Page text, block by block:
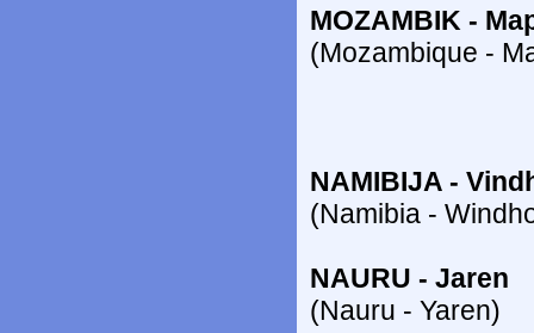
MOZAMBIK -
(Mozambique -
NAMIBIJA -
(Namibia -
NAURU - Jaren
(Nauru - Yaren)